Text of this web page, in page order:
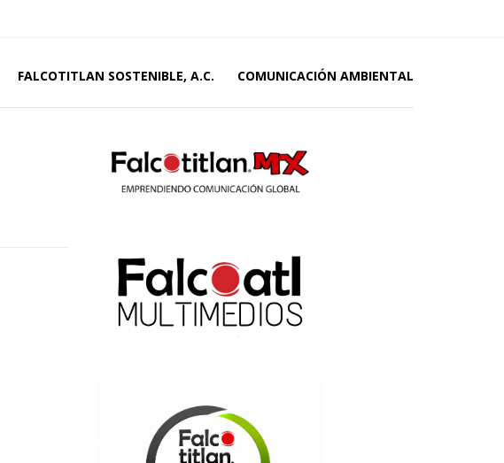
FALCOTITLAN SOSTENIBLE, A.C. COMUNICACIÓN AMBIENTAL